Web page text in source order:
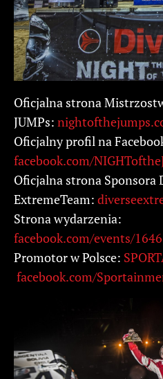
Oficjalna strona
JUMPs:
Oficjalny profil na
facebook.com/
Oficjalna strona Sponsora
ExtremeTeam:
Strona wydarzenia:
facebook.com/events/
Promotor w Polsce:
facebook.com/